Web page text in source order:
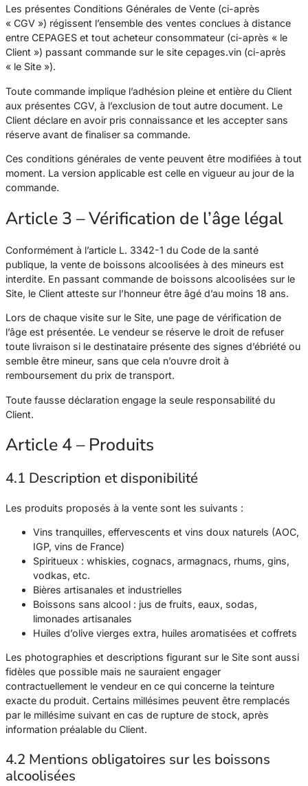
Les présentes Conditions Générales de Vente (ci-après
« CGV ») régissent l’ensemble des ventes conclues à distance
entre CEPAGES et tout acheteur consommateur (ci-après « le
Client ») passant commande sur le site cepages.vin (ci-après
« le Site »).
Toute commande implique l’adhésion pleine et entière du Client
aux présentes CGV, à l’exclusion de tout autre document. Le
Client déclare en avoir pris connaissance et les accepter sans
réserve avant de finaliser sa commande.
Ces conditions générales de vente peuvent être modifiées à tout
moment. La version applicable est celle en vigueur au jour de la
commande.
Article 3 – Vérification de l’âge légal
Conformément à l’article L. 3342-1 du Code de la santé
publique, la vente de boissons alcoolisées à des mineurs est
interdite. En passant commande de boissons alcoolisées sur le
Site, le Client atteste sur l’honneur être âgé d’au moins 18 ans.
Lors de chaque visite sur le Site, une page de vérification de
l’âge est présentée. Le vendeur se réserve le droit de refuser
toute livraison si le destinataire présente des signes d’ébriété ou
semble être mineur, sans que cela n’ouvre droit à
remboursement du prix de transport.
Toute fausse déclaration engage la seule responsabilité du
Client.
Article 4 – Produits
4.1 Description et disponibilité
Les produits proposés à la vente sont les suivants :
Vins tranquilles, effervescents et vins doux naturels (AOC,
IGP, vins de France)
Spiritueux : whiskies, cognacs, armagnacs, rhums, gins,
vodkas, etc.
Bières artisanales et industrielles
Boissons sans alcool : jus de fruits, eaux, sodas,
limonades artisanales
Huiles d’olive vierges extra, huiles aromatisées et coffrets
Les photographies et descriptions figurant sur le Site sont aussi
fidèles que possible mais ne sauraient engager
contractuellement le vendeur en ce qui concerne la teinture
exacte du produit. Certains millésimes peuvent être remplacés
par le millésime suivant en cas de rupture de stock, après
information préalable du Client.
4.2 Mentions obligatoires sur les boissons
alcoolisées